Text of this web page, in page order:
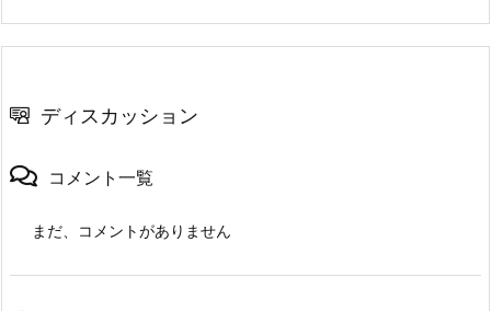
ディスカッション
コメント一覧
まだ、コメントがありません